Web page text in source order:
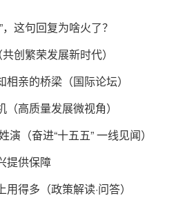
这句回复为啥火了？
创繁荣发展新时代）
亲的桥梁（国际论坛）
高质量发展微视角）
（奋进“十五五” 一线见闻）
提供保障
得多（政策解读·问答）